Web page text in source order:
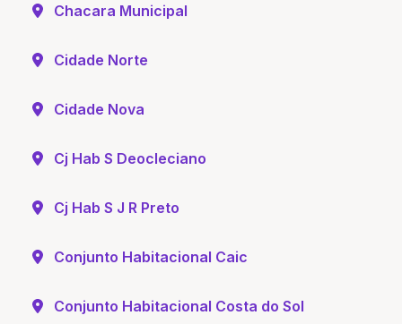
Chacara Municipal
Cidade Norte
Cidade Nova
Cj Hab S Deocleciano
Cj Hab S J R Preto
Conjunto Habitacional Caic
Conjunto Habitacional Costa do Sol